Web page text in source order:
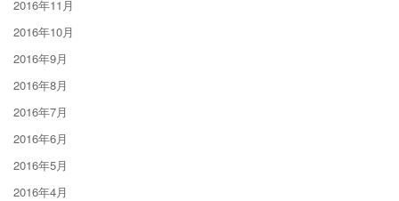
2016年11月
2016年10月
2016年9月
2016年8月
2016年7月
2016年6月
2016年5月
2016年4月